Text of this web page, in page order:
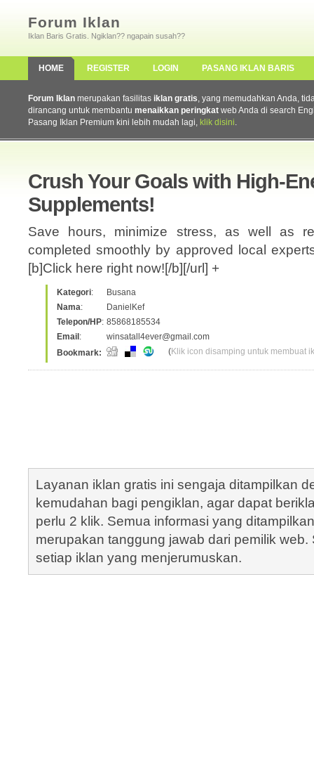
Forum Iklan
Iklan Baris Gratis. Ngiklan?? ngapain susah??
HOME REGISTER LOGIN PASANG IKLAN BARIS
Forum Iklan merupakan fasilitas iklan gratis, yang memudahkan Anda,
dirancang untuk membantu menaikkan peringkat web Anda di search
Pasang Iklan Premium kini lebih mudah lagi, klik disini.
Crush Your Goals with High-
Supplements!
Save hours, minimize stress, as well as
completed smoothly by approved local
[b]Click here right now![/b][/url] +
Kategori:
Busana
Nama:
DanielKef
Telepon/HP: 85868185534
Email :
winsatall4ever@gmail.com
Bookmark:
(Klik icon disamping untuk membuat
Layanan iklan gratis ini sengaja ditampilkan
kemudahan bagi pengiklan, agar dapat
perlu 2 klik. Semua informasi yang
merupakan tanggung jawab dari pemilik
setiap iklan yang menjerumuskan.